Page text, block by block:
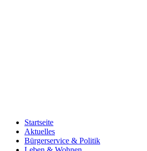
Startseite
Aktuelles
Bürgerservice & Politik